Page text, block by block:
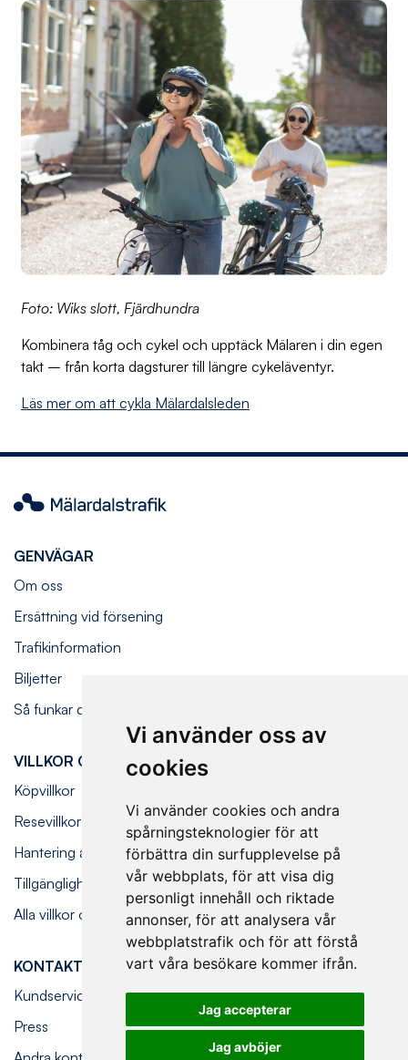
Vi använder oss av
cookies
Vi använder cookies och andra
spårningsteknologier för att
förbättra din surfupplevelse på
vår webbplats, för att visa dig
personligt innehåll och riktade
annonser, för att analysera vår
webbplatstrafik och för att förstå
vart våra besökare kommer ifrån.
Jag accepterar
Jag avböjer
Foto: Wiks slott, Fjärdhundra
Kombinera tåg och cykel och upptäck Mälaren i din egen
takt – från korta dagsturer till längre cykeläventyr.
Läs mer om att cykla Mälardalsleden
Mälardalstrafik
GENVÄGAR
Om oss
Ersättning vid försening
Trafikinformation
Biljetter
Så funkar det ombord
VILLKOR OCH FÖRESKRIFTER
Köpvillkor
Resevillkor
Hantering av personuppgifter
Tillgänglighetsredogörelse
Alla villkor och föreskrifter
KONTAKT
Kundservice
Press